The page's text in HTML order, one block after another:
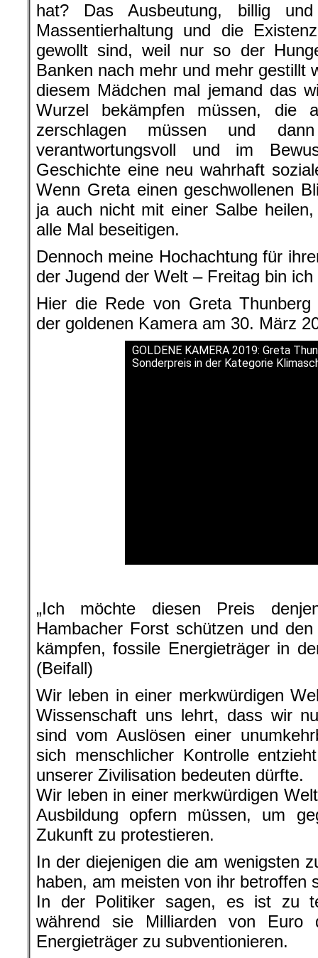
hat? Das Ausbeutung, billig und
Massentierhaltung und die
gewollt sind, weil nur so der
Banken nach mehr und mehr gestillt
diesem Mädchen mal jemand das
Wurzel bekämpfen müssen, die
zerschlagen müssen und
verantwortungsvoll und im
Geschichte eine neu wahrhaft
Wenn Greta einen geschwollenen
ja auch nicht mit einer Salbe
alle Mal beseitigen.
Dennoch meine Hochachtung für
der Jugend der Welt – Freitag bin
Hier die Rede von Greta Thunberg
der goldenen Kamera am 30. März
GOLDENE KAMERA 2019: Greta
Sonderpreis in der Kategorie
„Ich möchte diesen Preis
Hambacher Forst schützen und
kämpfen, fossile Energieträger in
(Beifall)
Wir leben in einer merkwürdigen
Wissenschaft uns lehrt, dass wir
sind vom Auslösen einer
sich menschlicher Kontrolle
unserer Zivilisation bedeuten dürfte.
Wir leben in einer merkwürdigen
Ausbildung opfern müssen, um
Zukunft zu protestieren.
In der diejenigen die am wenigsten
haben, am meisten von ihr betroffen
In der Politiker sagen, es ist zu
während sie Milliarden von Euro
Energieträger zu subventionieren.